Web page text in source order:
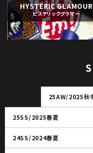
HYSTERIC GLAMOUR
ヒステリックグラマー
25AW/2025秋
25SS/2025春夏
24SS/2024春夏